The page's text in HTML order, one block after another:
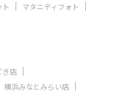
マタニティフォト
き店
横浜みなとみらい店